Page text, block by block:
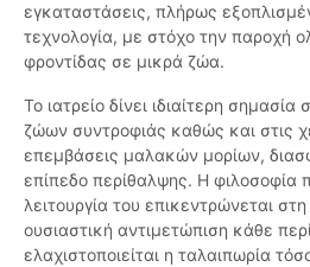
εγκαταστάσεις, πλήρως
τεχνολογία, με στόχο την παροχή
φροντίδας σε μικρά ζώα.
Το ιατρείο δίνει ιδιαίτερη
ζώων συντροφιάς καθώς και στις
επεμβάσεις μαλακών μορίων,
επίπεδο περίθαλψης. Η φιλοσοφία
λειτουργία του επικεντρώνεται
ουσιαστική αντιμετώπιση κάθε
ελαχιστοποιείται η ταλαιπωρία